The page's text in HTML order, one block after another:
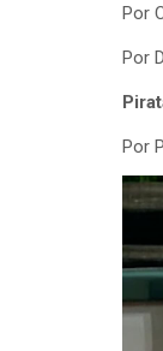
Por
Por
Por